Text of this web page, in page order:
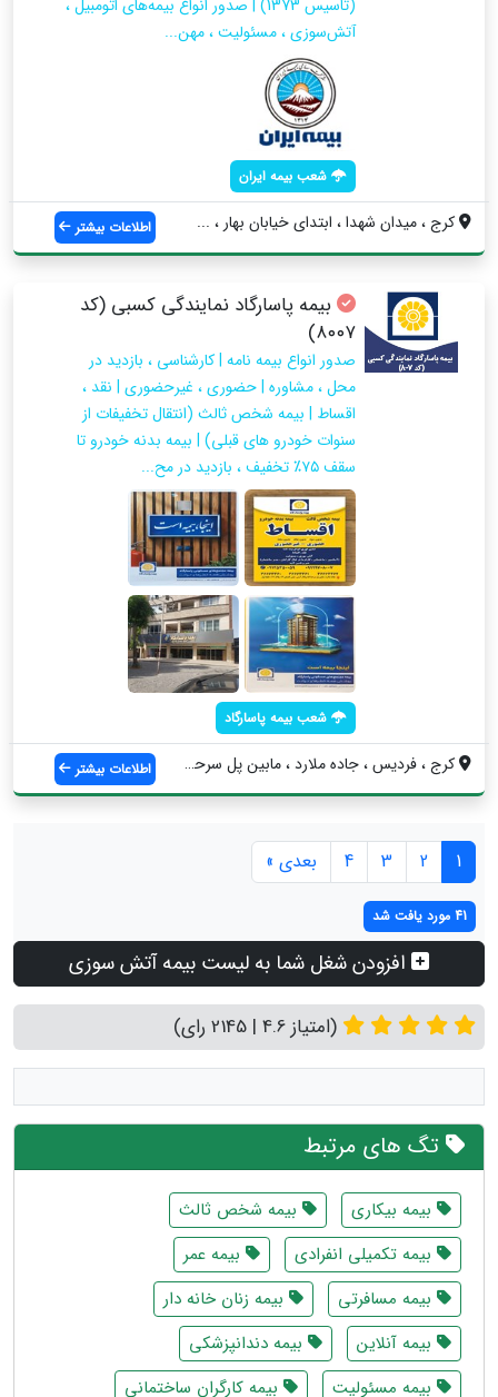
(تاسیس 1373) | صدور انواع بیمه‌های اتومبیل ،
آتش‌سوزی ، مسئولیت ، مهن...
شعب بیمه ایران
کرج ، میدان شهدا ، ابتدای خیابان بهار ، ... اطلاعات بیشتر
بیمه پاسارگاد نمایندگی کسبی (کد
۸۰۰۷)
صدور انواع بیمه نامه | کارشناسی ، بازدید در
محل ، مشاوره | حضوری ، غیرحضوری | نقد ،
اقساط | بیمه شخص ثالث (انتقال تخفیفات از
سنوات خودرو های قبلی) | بیمه بدنه خودرو تا
سقف ۷۵٪ تخفیف ، بازدید در مح...
شعب بیمه پاسارگاد
کرج ، فردیس ، جاده ملارد ، مابین پل سرحد... اطلاعات بیشتر
1
2
3
4 بعدی »
41 مورد یافت شد
افزودن شغل شما به لیست بیمه آتش سوزی
(امتیاز 4.6 | 2145 رای)
تگ های مرتبط
بیمه بیکاری
بیمه شخص ثالث
بیمه تکمیلی انفرادی
بیمه عمر
بیمه مسافرتی
بیمه زنان خانه دار
بیمه آنلاین
بیمه دندانپزشکی
بیمه مسئولیت
بیمه کارگران ساختمانی